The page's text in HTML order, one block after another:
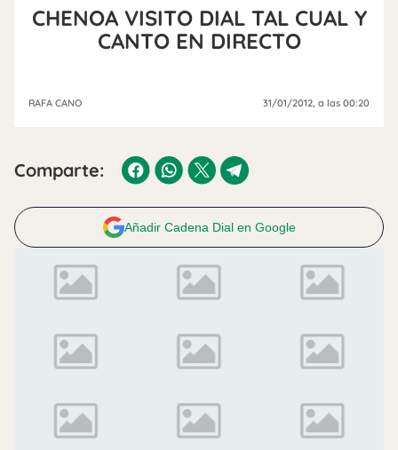
CHENOA VISITO DIAL TAL CUAL Y
CANTO EN DIRECTO
RAFA CANO 31/01/2012, a las 00:20
Comparte:
Añadir Cadena Dial en Google